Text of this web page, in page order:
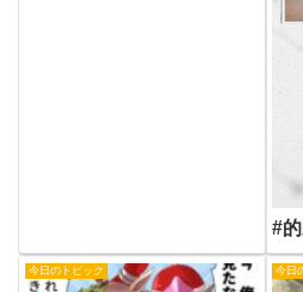
#
今日のトピック 今日